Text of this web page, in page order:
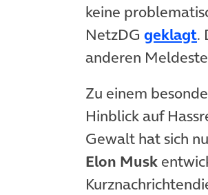
keine
NetzDG geklagt.
anderen
Zu einem
Hinblick auf
Gewalt hat sich
Elon Musk